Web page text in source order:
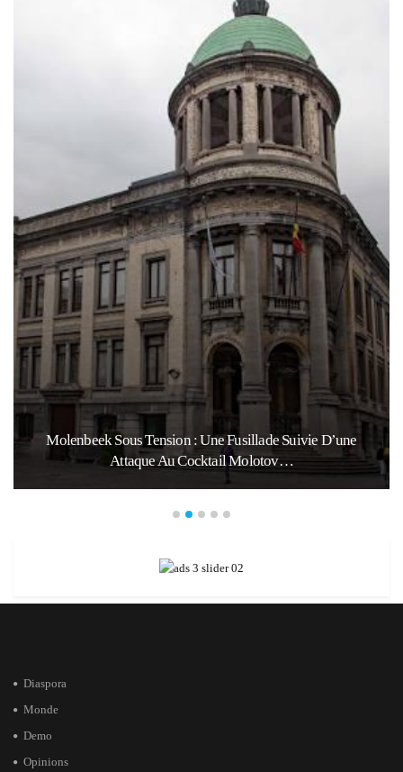
Molenbeek Sous Tension : Une Fusillade Suivie D’une
Attaque Au Cocktail Molotov…
Diaspora
Monde
Demo
Opinions